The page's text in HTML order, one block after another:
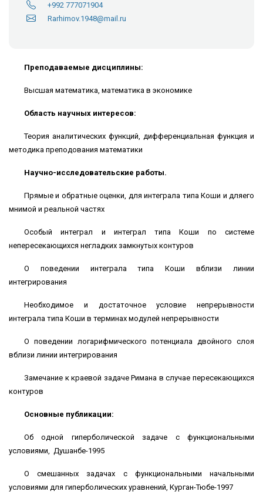
+992 777071904
Rarhimov.1948@mail.ru
Преподаваемые дисциплины:
Высшая математика, математика в экономике
Область научных интересов:
Теория аналитических функций, дифференциальная функция и
методика преподования математики
Научно-исследовательские работы.
Прямые и обратные оценки, для интеграла типа Коши и дляего
мнимой и реальной частях
Особый интеграл и интеграл типа Коши по системе
непересекающихся негладких замкнутых контуров
О поведении интеграла типа Коши вблизи линии
интегрирования
Необходимое и достаточное условие непрерывности
интеграла типа Коши в терминах модулей непрерывности
О поведении логарифмического потенциала двойного слоя
вблизи линии интегрирования
Замечание к краевой задаче Римана в случае пересекающихся
контуров
Основные публикации:
Об одной гиперболической задаче с функциональными
условиями, Душанбе-1995
О смешанных задачах с функциональными начальными
условиями для гиперболических уравнений, Курган-Тюбе-1997